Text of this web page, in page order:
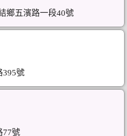
鄉五濱路一段40號
395號
77號